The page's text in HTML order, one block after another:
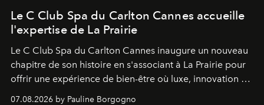
Le C Club Spa du Carlton Cannes accueille
l'expertise de La Prairie
Le C Club Spa du Carlton Cannes inaugure un nouveau
chapitre de son histoire en s'associant à La Prairie pour
offrir une expérience de bien-être où luxe, innovation et
expertise se rencontrent.
07.08.2026 by Pauline Borgogno